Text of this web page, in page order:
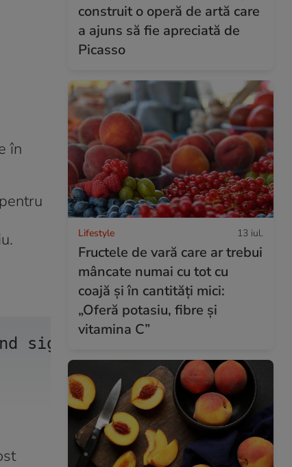
în
siguranța cetățenilor
construit o operă de artă care
a ajuns să fie apreciată de
Picasso
Lifestyle 13 iul.
Fructele de vară care ar trebui
mâncate numai cu tot cu
coajă și în cantități mici:
„Oferă potasiu, fibre și
vitamina C”